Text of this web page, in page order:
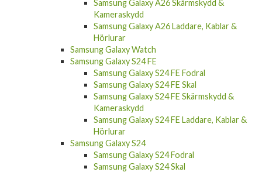
Samsung Galaxy A26 Skärmskydd &
Kameraskydd
Samsung Galaxy A26 Laddare, Kablar &
Hörlurar
Samsung Galaxy Watch
Samsung Galaxy S24 FE
Samsung Galaxy S24 FE Fodral
Samsung Galaxy S24 FE Skal
Samsung Galaxy S24 FE Skärmskydd &
Kameraskydd
Samsung Galaxy S24 FE Laddare, Kablar &
Hörlurar
Samsung Galaxy S24
Samsung Galaxy S24 Fodral
Samsung Galaxy S24 Skal